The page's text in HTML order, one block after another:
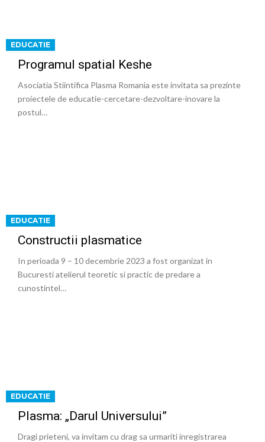
EDUCATIE
Programul spatial Keshe
Asociatia Stiintifica Plasma Romania este invitata sa prezinte
proiectele de educatie-cercetare-dezvoltare-inovare la
postul…
EDUCATIE
Constructii plasmatice
In perioada 9 – 10 decembrie 2023 a fost organizat in
Bucuresti atelierul teoretic si practic de predare a
cunostintel…
EDUCATIE
Plasma: „Darul Universului”
Dragi prieteni, va invitam cu drag sa urmariti inregistrarea